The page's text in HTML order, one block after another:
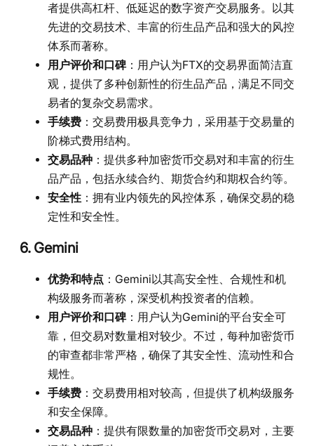
者提供高杠杆、低延迟的数字资产交易服务。以其
先进的交易技术、丰富的衍生品产品和强大的风控
体系而著称。
用户评价和口碑：用户认为FTX的交易界面简洁直
观，提供了多种创新性的衍生品产品，满足不同交
易者的复杂交易需求。
手续费 ：交易费用极具竞争力，采用基于交易量的
阶梯式费用结构。
交易品种 ：提供多种加密货币交易对和丰富的衍生
品产品，包括永续合约、期货合约和期权合约等。
安全性 ：拥有业内领先的风控体系，确保交易的稳
定性和安全性。
6. Gemini
优势和特点 ：Gemini以其高安全性、合规性和机
构级服务而著称，深受机构投资者的信赖。
用户评价和口碑：用户认为Gemini的平台安全可
靠，但交易对数量相对较少。不过，每种加密货币
的审查都非常严格，确保了其安全性、流动性和合
规性。
手续费 ：交易费用相对较高，但提供了机构级服务
和安全保障。
交易品种 ：提供有限数量的加密货币交易对，主要